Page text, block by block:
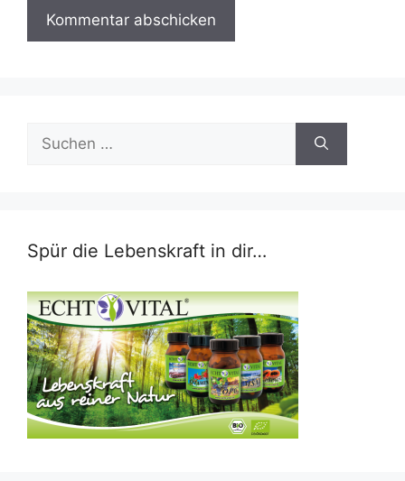
Suchen
nach:
Spür die Lebenskraft in dir…